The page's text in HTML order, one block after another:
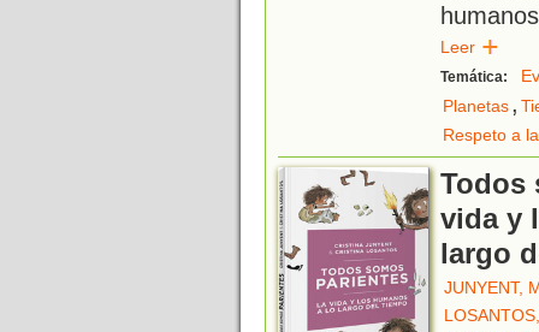
Leer
Temática:
Planetas,
Respeto a
Todos
vida y
largo
JUNYENT,